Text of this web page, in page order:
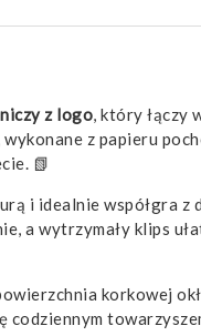
z logo, który łączy
z papieru
📗
i idealnie współgra z
a wytrzymały klips
korkowej
codziennym